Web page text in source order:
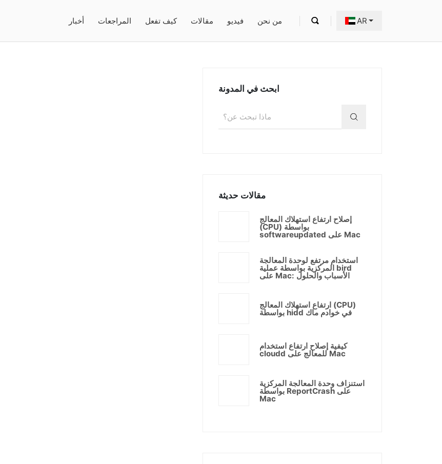
أخبار المراجعات كيف تفعل مقالات فيديو من نحن AR
ابحث في المدونة
مقالات حديثة
إصلاح ارتفاع استهلاك المعالج
(CPU) بواسطة
softwareupdated على Mac
استخدام مرتفع لوحدة المعالجة
المركزية بواسطة عملية bird
على Mac: الأسباب والحلول
ارتفاع استهلاك المعالج (CPU)
بواسطة hidd في خوادم ماك
كيفية إصلاح ارتفاع استخدام
cloudd للمعالج على Mac
استنزاف وحدة المعالجة المركزية
بواسطة ReportCrash على
Mac